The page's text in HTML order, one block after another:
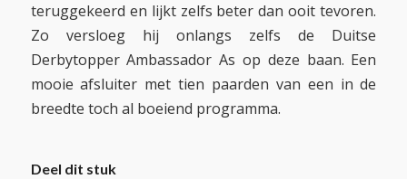
teruggekeerd en lijkt zelfs beter dan ooit tevoren.
Zo versloeg hij onlangs zelfs de Duitse
Derbytopper Ambassador As op deze baan. Een
mooie afsluiter met tien paarden van een in de
breedte toch al boeiend programma.
Deel dit stuk